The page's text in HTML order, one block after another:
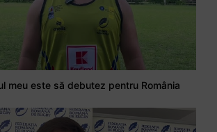
meu este să debutez pentru România